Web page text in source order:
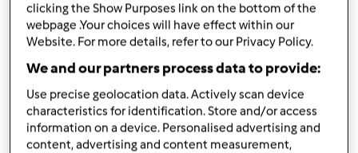
½arancia,solo il succo
½ misurinovino bianco
1cucchiainodado Bimby
30golio extravergine di oliva
Aggiungi alla lista della spesa
clicking the Show Purposes link on the bottom of the
webpage .Your choices will have effect within our
Website. For more details, refer to our Privacy Policy.
We and our partners process data to provide:
Use precise geolocation data. Actively scan device
characteristics for identification. Store and/or access
information on a device. Personalised advertising and
content, advertising and content measurement,